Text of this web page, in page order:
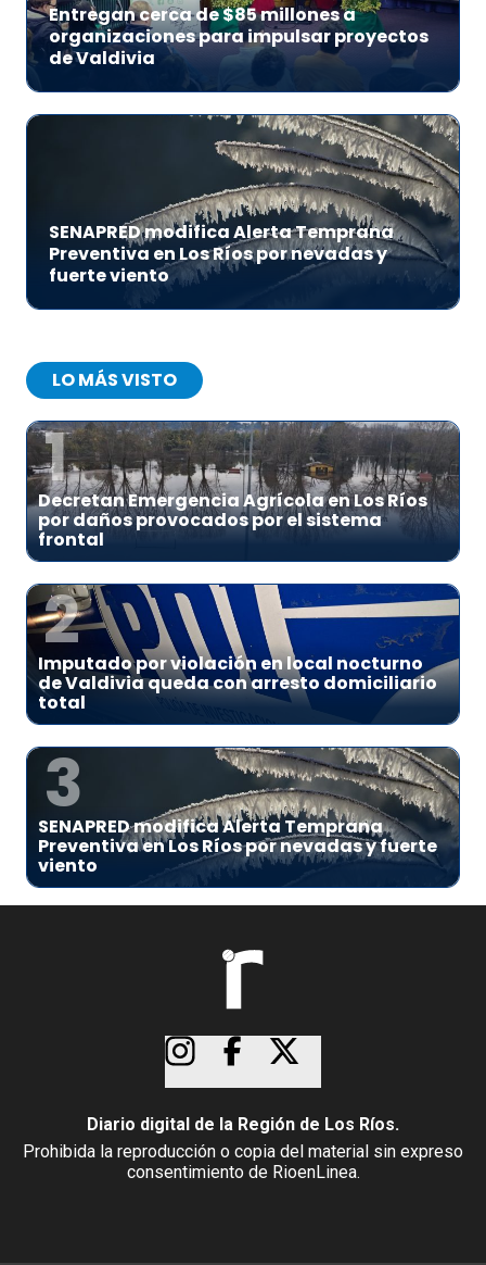
Entregan cerca de $85 millones a
organizaciones para impulsar proyectos
de Valdivia
SENAPRED modifica Alerta Temprana
Preventiva en Los Ríos por nevadas y
fuerte viento
LO MÁS VISTO
1
Decretan Emergencia Agrícola en Los Ríos
por daños provocados por el sistema
frontal
2
Imputado por violación en local nocturno
de Valdivia queda con arresto domiciliario
total
3
SENAPRED modifica Alerta Temprana
Preventiva en Los Ríos por nevadas y fuerte
viento
Diario digital de la Región de Los Ríos.
Prohibida la reproducción o copia del material sin expreso
consentimiento de RioenLinea.